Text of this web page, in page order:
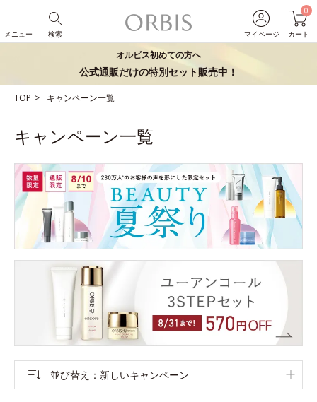
マイページ
0
カート
検索
メニュー
オルビス初めての方へ
公式通販だけの特別セット販売中！
TOP キャンペーン一覧
キャンペーン一覧
並び替え 新しいキャンペーン